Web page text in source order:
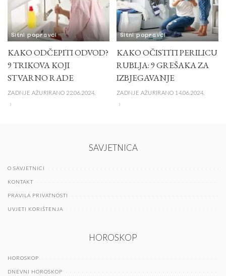
Sitni popravci
KAKO ODČEPITI ODVOD?
9 TRIKOVA KOJI
STVARNO RADE
ZADNJE AŽURIRANO 22.06.2024.
Sitni popravci
KAKO OČISTITI PERILICU
RUBLJA: 9 GREŠAKA ZA
IZBJEGAVANJE
ZADNJE AŽURIRANO 14.06.2024.
SAVJETNICA
O SAVJETNICI
KONTAKT
PRAVILA PRIVATNOSTI
UVJETI KORIŠTENJA
HOROSKOP
HOROSKOP
DNEVNI HOROSKOP